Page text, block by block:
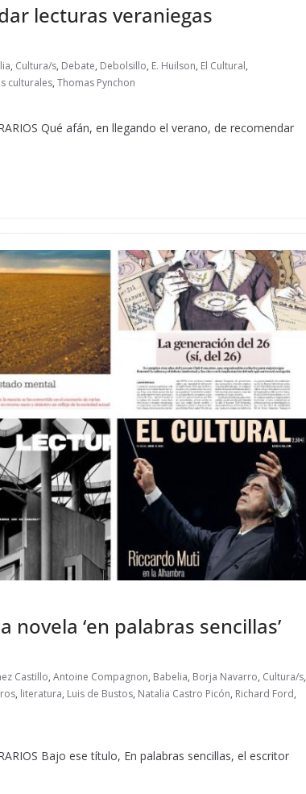
lecturas veraniegas
, Cultura/s, Debate, Debolsillo, E. Huilson, El Cultural,
culturales, Thomas Pynchon
Qué afán, en llegando el verano, de recomendar
‘en palabras sencillas’
Castillo, Antoine Compagnon, Babelia, Borja Navarro, Cultura/s,
, literatura, Luis de Bustos, Natalia Castro Picón, Richard Ford,
Bajo ese título, En palabras sencillas, el escritor